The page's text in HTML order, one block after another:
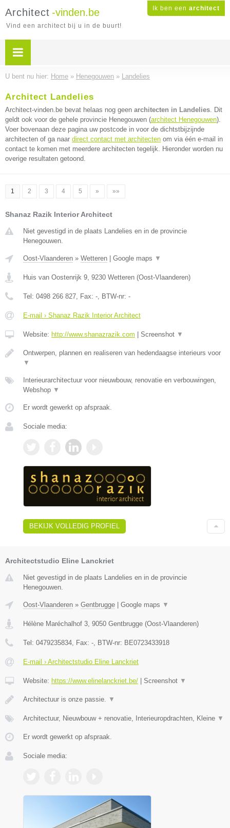
Ik ben een architect
Architect -vinden.be
Vind een architect bij u in de buurt!
U bent nu hier: Home » Henegouwen » Landelies
Architect Landelies
Architect-vinden.be bevat helaas nog geen architecten in Landelies. Dit
geldt ook voor de gehele provincie Henegouwen (architect Henegouwen).
Voer bovenaan deze pagina uw postcode in voor de dichtstbijzijnde
architecten of ga naar direct contact met architecten om via één e-mail in
contact te komen met meerdere architecten tegelijk. Hieronder worden nu
overige resultaten getoond.
1 2 3 4 5 » »»
Shanaz Razik Interior Architect
Niet gevestigd in de plaats Landelies en in de provincie
Henegouwen.
Oost-Vlaanderen » Wetteren Google maps ▼
Huis van Oostenrijk 9, 9230 Wetteren (Oost-Vlaanderen)
Tel: 0498 266 827, Fax: -, BTW-nr: -
E-mail › Shanaz Razik Interior Architect
Website: http://www.shanazrazik.com Screenshot ▼
Ontwerpen, plannen en realiseren van hedendaagse interieurs voor
▼
Interieurarchitectuur voor nieuwbouw, renovatie en verbouwingen,
Webshop ▼
Er wordt gewerkt op afspraak.
Sociale media:
BEKIJK VOLLEDIG PROFIEL
Architectstudio Eline Lanckriet
Niet gevestigd in de plaats Landelies en in de provincie
Henegouwen.
Oost-Vlaanderen » Gentbrugge Google maps ▼
Hélène Maréchalhof 3, 9050 Gentbrugge (Oost-Vlaanderen)
Tel: 0479235834, Fax: -, BTW-nr: BE0723433918
E-mail › Architectstudio Eline Lanckriet
Website: https://www.elinelanckriet.be/ Screenshot ▼
Architectuur is onze passie. ▼
Architectuur, Nieuwbouw + renovatie, Interieuropdrachten, Kleine ▼
Er wordt gewerkt op afspraak.
Sociale media: